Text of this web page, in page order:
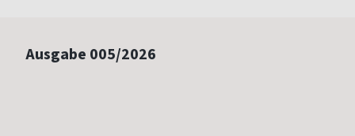
Ausgabe 005/2026